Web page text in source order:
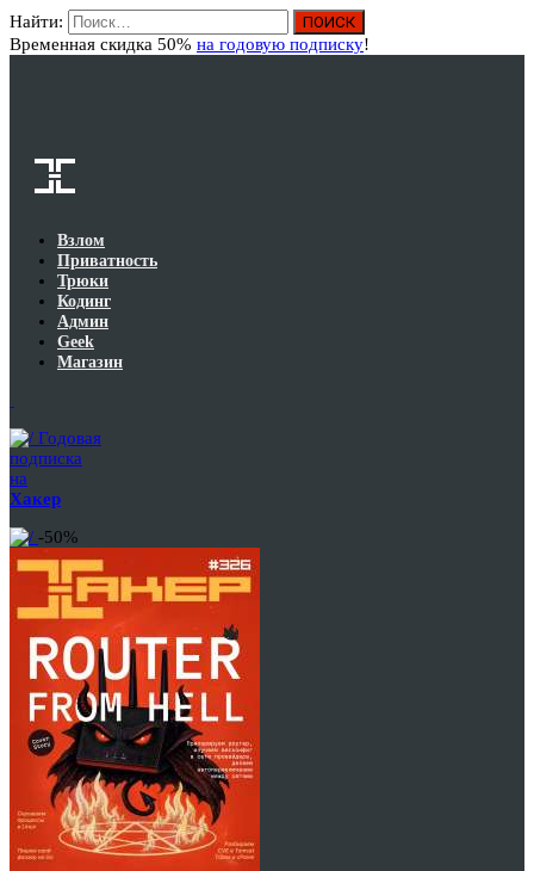
Найти:
Временная скидка 50% на годовую подписку!
Взлом
Приватность
Трюки
Кодинг
Админ
Geek
Магазин
Годовая
подписка
на
Хакер
-50%